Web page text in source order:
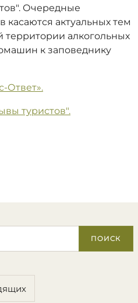
Очередные
актуальных тем
территории алкогольных
к заповеднику
Ответ».
туристов".
ПОИСК